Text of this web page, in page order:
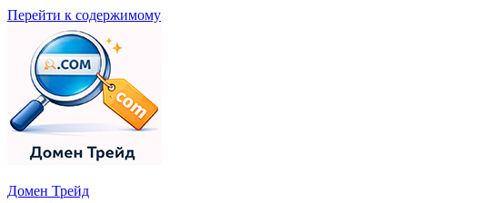
Перейти к содержимому
Домен Трейд